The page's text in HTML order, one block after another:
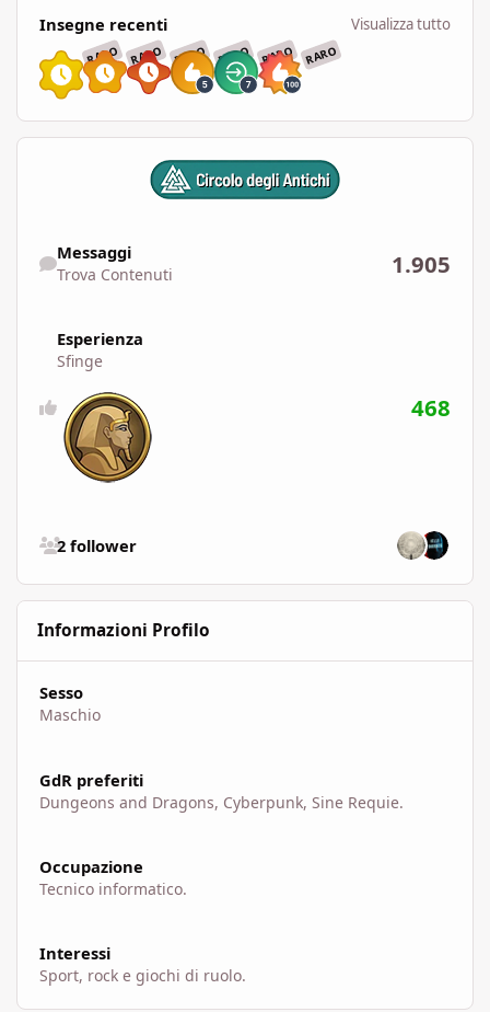
Insegne recenti Visualizza tutto
RARO RARO RARO RARO RARO RARO
Messaggi
Trova Contenuti 1.905
Esperienza
Sfinge
468
2 follower
Informazioni Profilo
Sesso
Maschio
GdR preferiti
Dungeons and Dragons, Cyberpunk, Sine Requie.
Occupazione
Tecnico informatico.
Interessi
Sport, rock e giochi di ruolo.